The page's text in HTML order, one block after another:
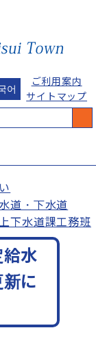
어
ご利用案内
サイトマップ
・魅力 産業・しごと
道・下水道
下水道課工務班
給水
に